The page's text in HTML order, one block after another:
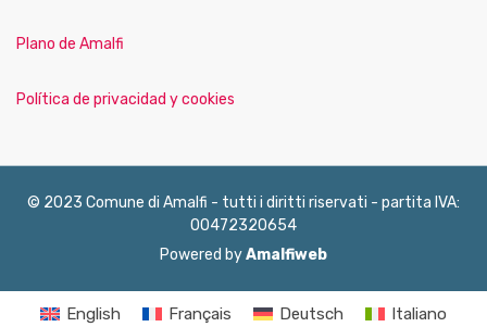
Plano de Amalfi
Política de privacidad y cookies
© 2023 Comune di Amalfi - tutti i diritti riservati - partita IVA:
00472320654
Powered byAmalfiweb
English Français Deutsch Italiano